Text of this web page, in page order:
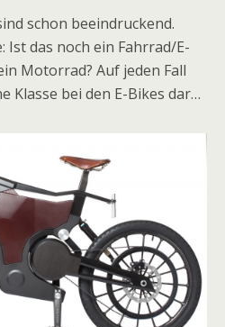
schon beeindruckend.
Ist das noch ein Fahrrad/E-
Motorrad? Auf jeden Fall
Klasse bei den E-Bikes dar…